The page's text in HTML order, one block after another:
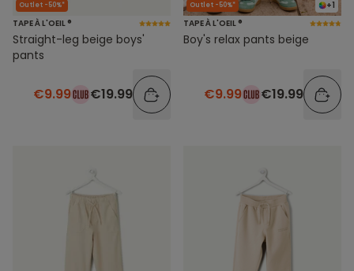
Outlet -50%*
TAPE À L'OEIL ®
Straight-leg beige boys'
pants
€9.99 €19.99
+1
Outlet -50%*
TAPE À L'OEIL ®
Boy's relax pants beige
€9.99 €19.99